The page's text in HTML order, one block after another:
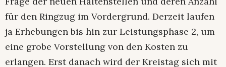
für den Ringzug im Vordergrund. Derzeit laufen
ja Erhebungen bis hin zur Leistungsphase 2, um
eine grobe Vorstellung von den Kosten zu
erlangen. Erst danach wird der Kreistag sich mit